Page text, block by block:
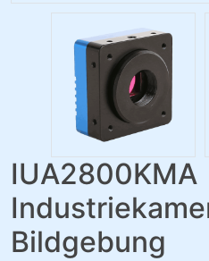
IUA2800KMA
Bildgebung